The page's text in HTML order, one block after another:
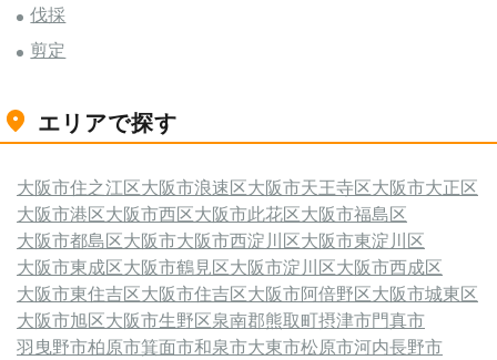
伐採
剪定
エリアで探す
大阪市住之江区大阪市浪速区大阪市天王寺区大阪市大正区
大阪市港区大阪市西区大阪市此花区大阪市福島区
大阪市都島区大阪市大阪市西淀川区大阪市東淀川区
大阪市東成区大阪市鶴見区大阪市淀川区大阪市西成区
大阪市東住吉区大阪市住吉区大阪市阿倍野区大阪市城東区
大阪市旭区大阪市生野区泉南郡熊取町摂津市門真市
羽曳野市柏原市箕面市和泉市大東市松原市河内長野市